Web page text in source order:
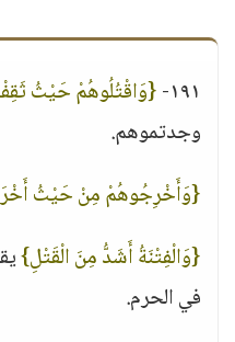
١٩١- {وَاقْتُلُوهُمْ حَيْثُ
وجدتموهم.
{وَأَخْرِجُوهُمْ مِنْ حَيْثُ
{وَالْفِتْنَةُ أَشَدُّ مِنَ الْقَتْلِ}
في الحرم.